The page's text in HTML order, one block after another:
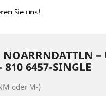
Sie uns!
‎–
6457-SINGLE
oder M-)